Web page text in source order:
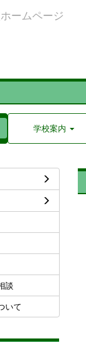
ームページ
学校案内
談
いて